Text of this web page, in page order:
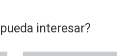
interesar?